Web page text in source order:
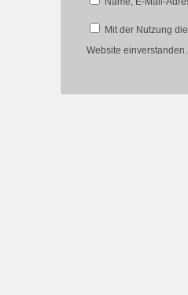
Mit der Nutzung
Website einverstanden.